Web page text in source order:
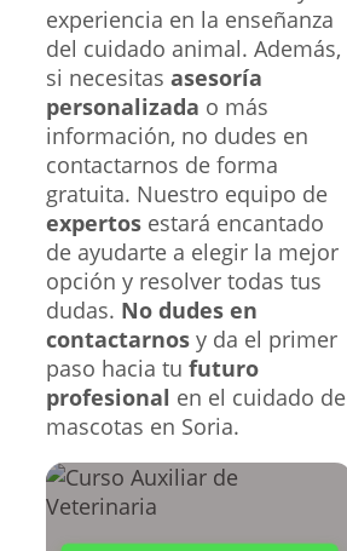
experiencia en la enseñanza
del cuidado animal. Además,
si necesitas asesoría
personalizada o más
información, no dudes en
contactarnos de forma
gratuita. Nuestro equipo de
expertos estará encantado
de ayudarte a elegir la mejor
opción y resolver todas tus
dudas. No dudes en
contactarnos y da el primer
paso hacia tu futuro
profesional en el cuidado de
mascotas en Soria.